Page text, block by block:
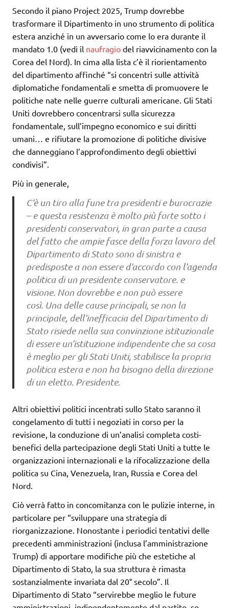
Secondo il piano Project 2025, Trump dovrebbe
trasformare il Dipartimento in uno strumento di politica
estera anziché in un avversario come lo era durante il
mandato 1.0 (vedi il naufragio del riavvicinamento con la
Corea del Nord). In cima alla lista c’è il riorientamento
del dipartimento affinché “si concentri sulle attività
diplomatiche fondamentali e smetta di promuovere le
politiche nate nelle guerre culturali americane. Gli Stati
Uniti dovrebbero concentrarsi sulla sicurezza
fondamentale, sull’impegno economico e sui diritti
umani… e rifiutare la promozione di politiche divisive
che danneggiano l’approfondimento degli obiettivi
condivisi”.
Più in generale,
C’è un tiro alla fune tra presidenti e burocrazie
– e questa resistenza è molto più forte sotto i
presidenti conservatori, in gran parte a causa
del fatto che ampie fasce della forza lavoro del
Dipartimento di Stato sono di sinistra e
predisposte a non essere d’accordo con l’agenda
politica di un presidente conservatore. e
visione. Non dovrebbe e non può essere
così. Una delle cause principali, se non la
principale, dell’inefficacia del Dipartimento di
Stato risiede nella sua convinzione istituzionale
di essere un’istituzione indipendente che sa cosa
è meglio per gli Stati Uniti, stabilisce la propria
politica estera e non ha bisogno della direzione
di un eletto. Presidente.
Altri obiettivi politici incentrati sullo Stato saranno il
congelamento di tutti i negoziati in corso per la
revisione, la conduzione di un’analisi completa costi-
benefici della partecipazione degli Stati Uniti a tutte le
organizzazioni internazionali e la rifocalizzazione della
politica su Cina, Venezuela, Iran, Russia e Corea del
Nord.
Ciò verrà fatto in concomitanza con le pulizie interne, in
particolare per “sviluppare una strategia di
riorganizzazione. Nonostante i periodici tentativi delle
precedenti amministrazioni (inclusa l’amministrazione
Trump) di apportare modifiche più che estetiche al
Dipartimento di Stato, la sua struttura è rimasta
sostanzialmente invariata dal 20° secolo”. Il
Dipartimento di Stato “servirebbe meglio le future